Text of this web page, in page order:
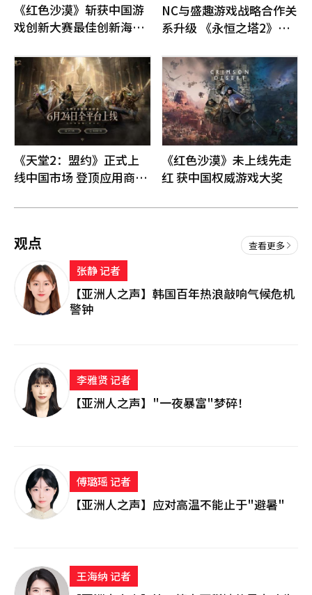
《红色沙漠》斩获中国游
戏创新大赛最佳创新海外
NC与盛趣游戏战略合作关
系升级 《永恒之塔2》亮
《天堂2：盟约》正式上
线中国市场 登顶应用商店
《红色沙漠》未上线先走
红 获中国权威游戏大奖
观点
张静 记者
【亚洲人之声】韩国百年热浪敲响气候危机
警钟
李雅贤 记者
【亚洲人之声】"一夜暴富"梦碎！
傅璐瑶 记者
【亚洲人之声】应对高温不能止于"避暑"
王海纳 记者
查看更多